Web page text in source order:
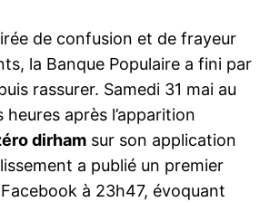
de confusion et de frayeur
la Banque Populaire a fini par
rassurer. Samedi 31 mai au
heures après l’apparition
dirham sur son application
a publié un premier
à 23h47, évoquant